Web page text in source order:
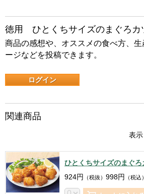
徳用 ひとくちサイズのまぐろカ
商品の感想や、オススメの食べ方、
ージなどを投稿できます。
ログイン
関連商品
表示
ひとくちサイズのまぐろ
924円 （税抜） 998円 （税込）